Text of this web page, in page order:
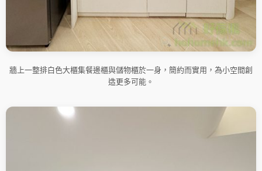
牆上一整排白色大櫃集餐邊櫃與儲物櫃於一身，簡約而實用，為小空間創
造更多可能。